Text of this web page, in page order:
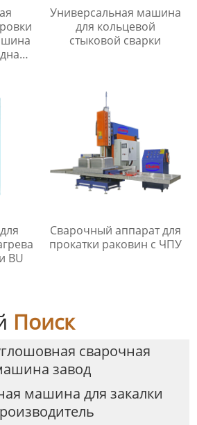
Универсальная машина
для кольцевой
стыковой сварки
BU
Сварочный аппарат для
прокатки раковин с ЧПУ
Поиск
сварочная
завод
машина для закалки